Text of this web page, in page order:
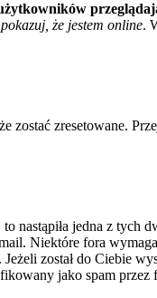
że jestem online.
zostać zresetowane.
jedna z tych
Niektóre fora
został do Ciebie
jako spam